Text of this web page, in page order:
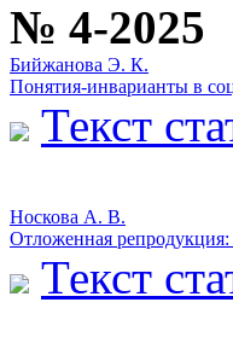
№ 4-2025
Бийжанова Э. К.
Понятия-инварианты в
Текст
Носкова А. В.
Отложенная
Текст